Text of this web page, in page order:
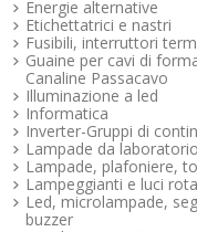
Energie alternative
Etichettatrici e nastri
Fusibili, interruttori
Guaine per cavi di
Canaline Passacavo
Illuminazione a led
Informatica
Inverter-Gruppi di
Lampade da laboratorio
Lampade, plafoniere,
Lampeggianti e luci
Led, microlampade,
buzzer